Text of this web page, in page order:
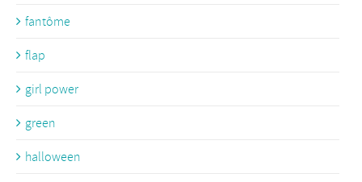
fantôme
flap
girl power
green
halloween